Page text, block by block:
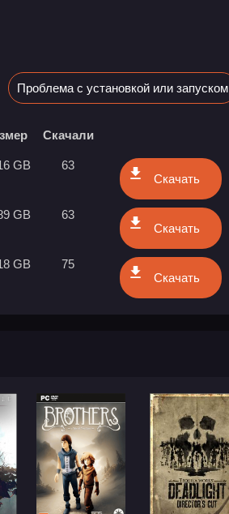
Проблема с установкой или запуском
Скачали
GB
63
Скачать
GB
63
Скачать
GB
75
Скачать